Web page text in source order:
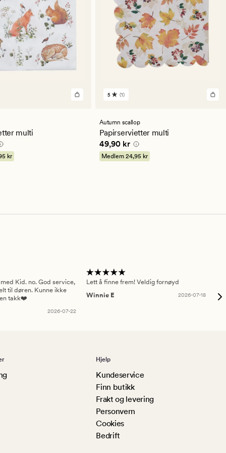
multi
kr
1
en
gjennomsnittlig
vurdering
på
5
5 (1)
Autumn scallop
Papirservietter multi
Pris 49,90 kr
49,90 kr
Medlem 24,95 kr
Kid. no. God service,
til døren. Kunne ikke
takk❤️
2026-07-22
Lett å finne frem! Veldig fornøyd
Winnie E
2026-07-18
Hjelp
Kundeservice
Finn butikk
Frakt og levering
Personvern
Cookies
Bedrift